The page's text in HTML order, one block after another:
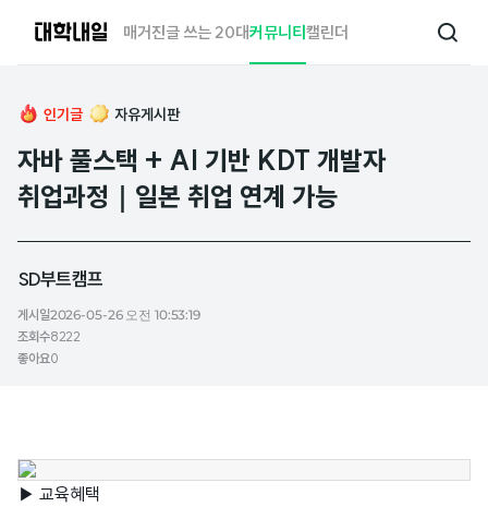
매거진글 쓰는 20대커뮤니티캘린더
검
인기글 자유게시판
자바 풀스택 + AI 기반 KDT 개발자
취업과정｜일본 취업 연계 가능
SD부트캠프
게시일2026-05-26 오전 10:53:19
조회수8222
좋아요0
▶ 교육혜택